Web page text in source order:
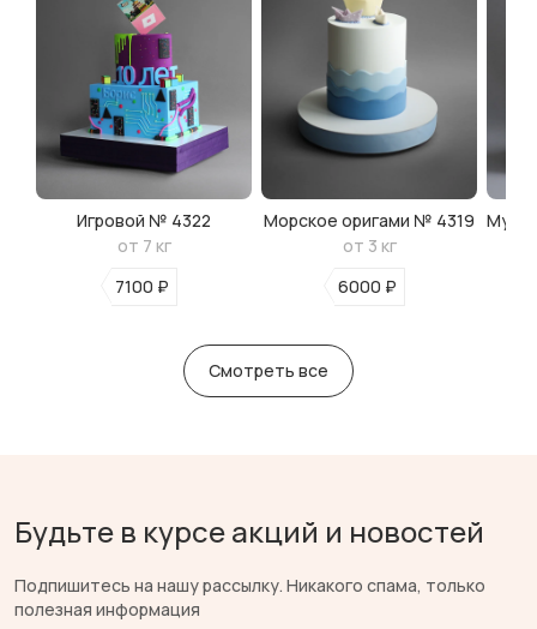
Игровой № 4322
от 7 кг
7100 ₽
Морское оригами № 4319
от 3 кг
6000 ₽
Смотреть все
Будьте в курсе акций и новостей
Подпишитесь на нашу рассылку. Никакого спама, только
полезная информация